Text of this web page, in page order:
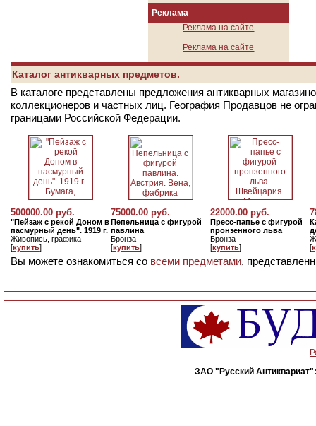
Реклама
Реклама на сайте
Реклама на сайте
Каталог антикварных предметов.
В каталоге представлены предложения антикварных
коллекционеров и частных лиц. География Продавцов не
границами Российской Федерации.
500000.00 руб.
"Пейзаж с рекой Доном в
пасмурный день". 1919 г.
Живопись, графика
[купить]
75000.00 руб.
Пепельница с фигурой
павлина
Бронза
[купить]
22000.00 руб.
Пресс-папье с фигурой
пронзенного льва
Бронза
[купить]
[
Вы можете ознакомиться со всеми предметами,
ЗАО "Русский Антиквариат":